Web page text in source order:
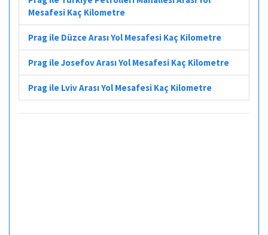
Mesafesi Kaç Kilometre
Prag ile Düzce Arası Yol Mesafesi Kaç Kilometre
Prag ile Josefov Arası Yol Mesafesi Kaç Kilometre
Prag ile Lviv Arası Yol Mesafesi Kaç Kilometre